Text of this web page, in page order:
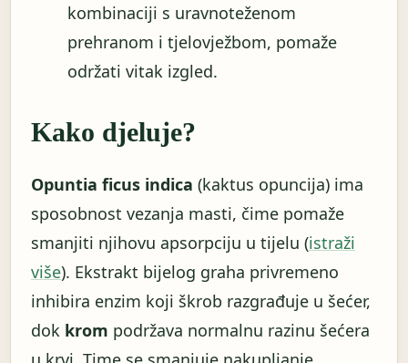
kombinaciji s uravnoteženom
prehranom i tjelovježbom, pomaže
održati vitak izgled.
Kako djeluje?
Opuntia ficus indica (kaktus opuncija) ima
sposobnost vezanja masti, čime pomaže
smanjiti njihovu apsorpciju u tijelu (istraži
više). Ekstrakt bijelog graha privremeno
inhibira enzim koji škrob razgrađuje u šećer,
dok krom podržava normalnu razinu šećera